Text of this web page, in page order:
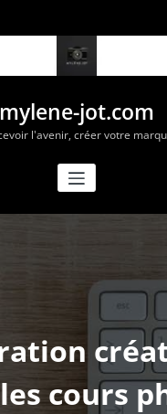
mylene-jot.com
l'avenir, créer votre
cours